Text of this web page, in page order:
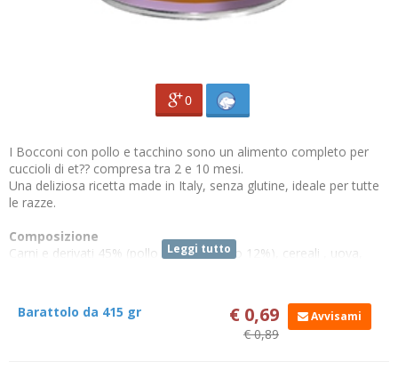
0
I Bocconi con pollo e tacchino sono un alimento completo per
cuccioli di et?? compresa tra 2 e 10 mesi.
Una deliziosa ricetta made in Italy, senza glutine, ideale per tutte
le razze.
Composizione
Carni e derivati 45% (pollo 14%, tacchino 12%), cereali , uova,
Componenti analitici
Proteine grezze 8%, oli e grassi grezzi 7,0%, fibra grezza 0,5%,
Leggi tutto
Barattolo da 415 gr € 0,69
€ 0,89
Avvisami